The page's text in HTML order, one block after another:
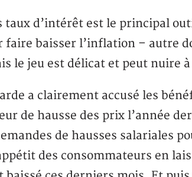
taux d’intérêt est le principal
faire baisser l’inflation – autre
le jeu est délicat et peut nuire
a clairement accusé les
de hausse des prix l’année
de hausses salariales
des consommateurs en